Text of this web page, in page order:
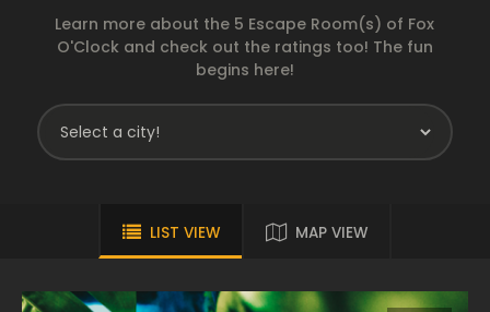
Learn more about the 5 Escape Room(s) of Fox
O'Clock and check out the ratings too! The fun
begins here!
LIST VIEW MAP VIEW